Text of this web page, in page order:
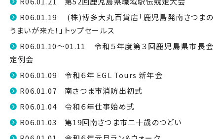
R06.01.19 (株)博多大丸百貨店「鹿児島発南さつまの
うまいが来た！」トップセールス
R06.01.10～01.11 令和５年度第３回鹿児島県市長会
定例会
R06.01.09 令和６年 EGL Tours 新年会
R06.01.07 南さつま市消防出初式
R06.01.04 令和６年仕事始め式
R06.01.03 第19回南さつま市二十歳のつどい